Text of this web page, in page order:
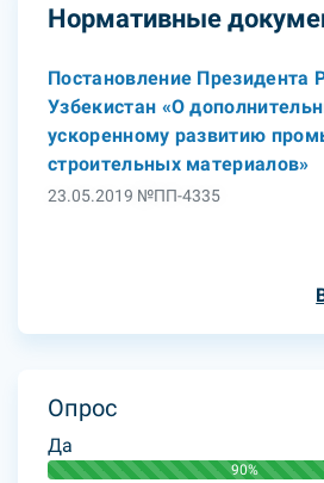
Нормативные
Постановление Президента
Узбекистан «О
ускоренному развитию
строительных материалов»
23.05.2019 №ПП-4335
Опрос
Да
90%